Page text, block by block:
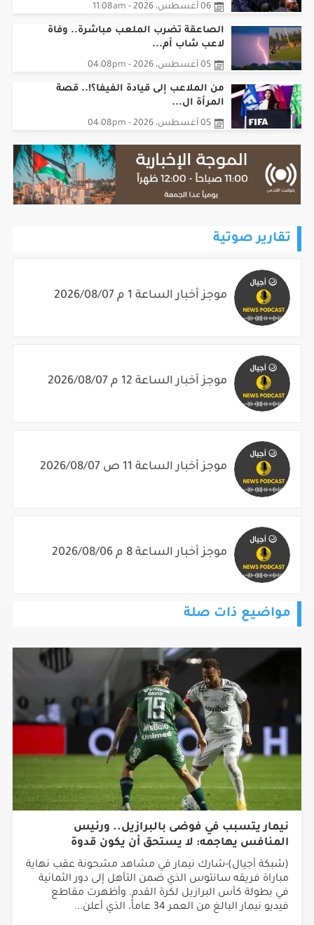
06 أغسطس، 2026 - 11:08am
الصاعقة تضرب الملعب مباشرة.. وفاة
لاعب شاب أم...
05 أغسطس، 2026 - 04:08pm
من الملاعب إلى قيادة الفيفا؟!.. قصة
المرأة ال...
05 أغسطس، 2026 - 04:08pm
تقارير صوتية
موجز أخبار الساعة 1 م 2026/08/07
موجز أخبار الساعة 12 م 2026/08/07
موجز أخبار الساعة 11 ص 2026/08/07
موجز أخبار الساعة 8 م 2026/08/06
مواضيع ذات صلة
نيمار يتسبب في فوضى بالبرازيل.. ورئيس
المنافس يهاجمه: لا يستحق أن يكون قدوة
(شبكة أجيال)-شارك نيمار في مشاهد مشحونة عقب نهاية
مباراة فريقه سانتوس الذي ضمن التأهل إلى دور الثمانية
في بطولة كأس البرازيل لكرة القدم. وأظهرت مقاطع
فيديو نيمار البالغ من العمر 34 عاماً، الذي أعلن...